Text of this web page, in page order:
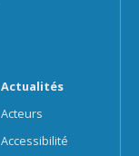
Actualités
Acteurs
Accessibilité